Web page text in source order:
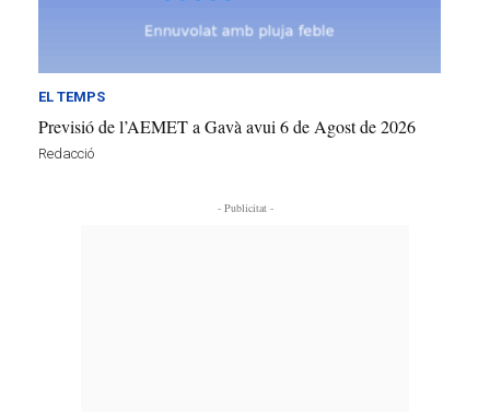
EL TEMPS
Previsió de l’AEMET a Gavà avui 6 de Agost de 2026
Redacció
- Publicitat -